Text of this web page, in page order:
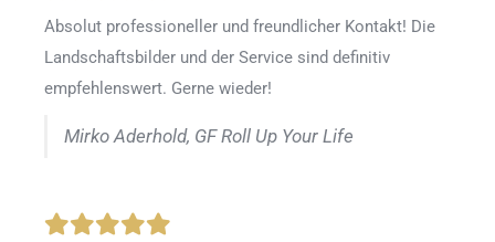
Absolut professioneller und freundlicher Kontakt! Die
Landschaftsbilder und der Service sind definitiv
empfehlenswert. Gerne wieder!
Mirko Aderhold, GF Roll Up Your Life